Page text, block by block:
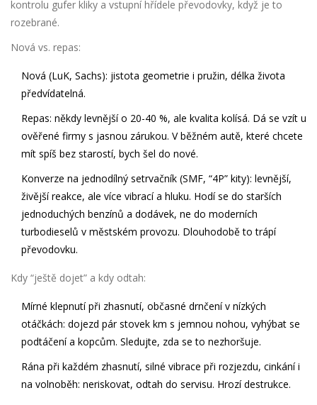
kontrolu gufer kliky a vstupní hřídele převodovky, když je to
rozebrané.
Nová vs. repas:
Nová (LuK, Sachs): jistota geometrie i pružin, délka života
předvídatelná.
Repas: někdy levnější o 20-40 %, ale kvalita kolísá. Dá se vzít u
ověřené firmy s jasnou zárukou. V běžném autě, které chcete
mít spíš bez starostí, bych šel do nové.
Konverze na jednodílný setrvačník (SMF, “4P” kity): levnější,
živější reakce, ale více vibrací a hluku. Hodí se do starších
jednoduchých benzínů a dodávek, ne do moderních
turbodieselů v městském provozu. Dlouhodobě to trápí
převodovku.
Kdy “ještě dojet” a kdy odtah:
Mírné klepnutí při zhasnutí, občasné drnčení v nízkých
otáčkách: dojezd pár stovek km s jemnou nohou, vyhýbat se
podtáčení a kopcům. Sledujte, zda se to nezhoršuje.
Rána při každém zhasnutí, silné vibrace při rozjezdu, cinkání i
na volnoběh: neriskovat, odtah do servisu. Hrozí destrukce.